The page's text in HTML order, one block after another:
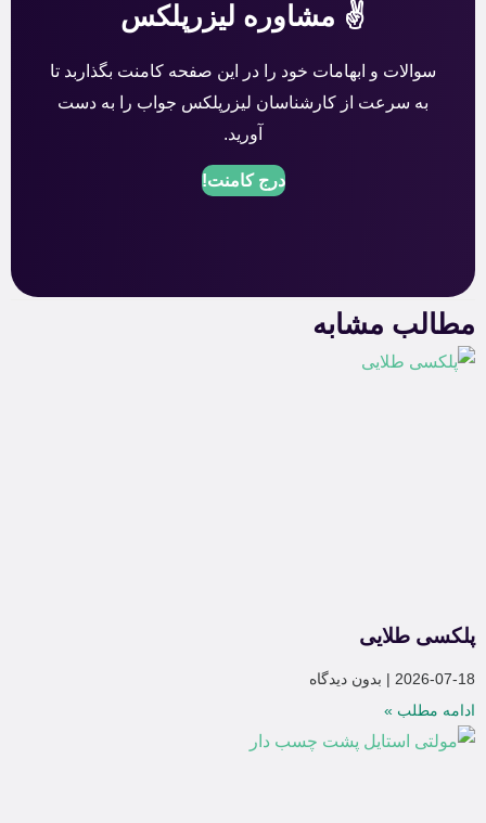
✌️ مشاوره لیزرپلکس
سوالات و ابهامات خود را در این صفحه کامنت بگذاربد تا
به سرعت از کارشناسان لیزرپلکس جواب را به دست
آورید.
درج کامنت!
مطالب مشابه
پلکسی طلایی
2026-07-18
بدون دیدگاه
ادامه مطلب »